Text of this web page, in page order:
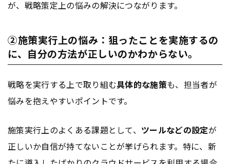
が、戦略策定上の悩みの解決につながります。
②施策実行上の悩み：狙ったことを実施するの
に、自分の方法が正しいのかわからない。
戦略を実行する上で取り組む具体的な施策も、担当者が
悩みを抱えやすいポイントです。
施策実行上のよくある課題として、 ツールなどの設定が
正しいか自信が持てないことが挙げられます。特に、新